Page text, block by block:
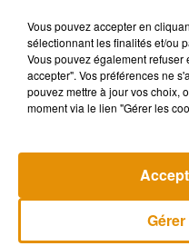
Musique
6
«
Vous pouvez accepter en
sélectionnant les finalités et/ou
Vous pouvez également
accepter". Vos préférences ne
pouvez mettre à jour vos choix,
moment via le lien "Gérer les